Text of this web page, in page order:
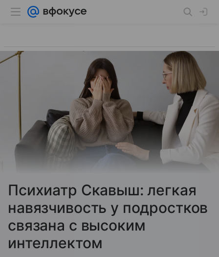
Психиатр Скавыш: легкая
навязчивость у подростков
связана с высоким
интеллектом